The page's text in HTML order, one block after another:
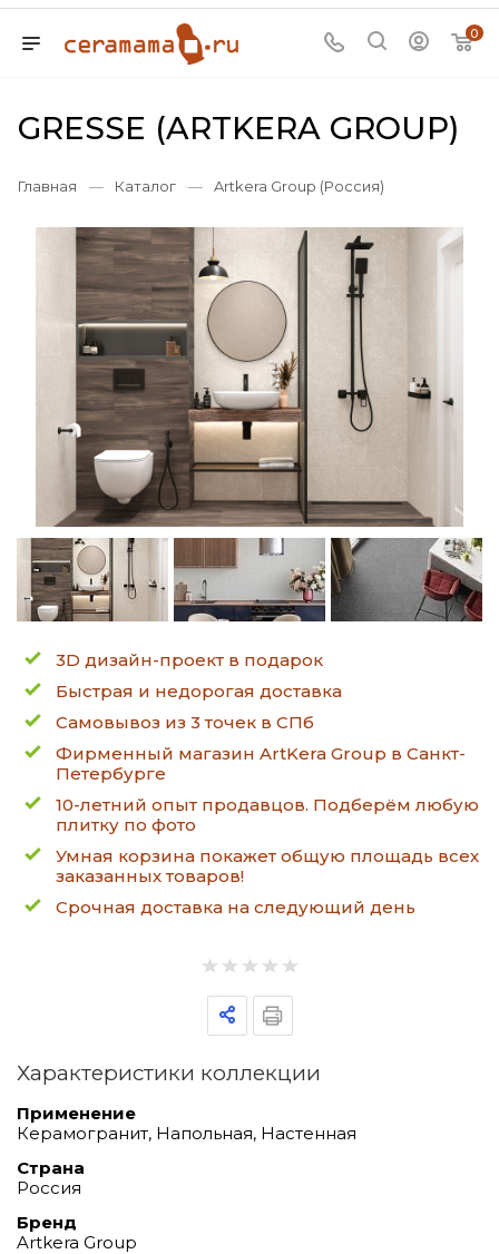
0
GRESSE (ARTKERA GROUP)
Главная — Каталог — Artkera Group (Россия)
3D дизайн-проект в подарок
Быстрая и недорогая доставка
Самовывоз из 3 точек в СПб
Фирменный магазин ArtKera Group в Санкт-
Петербурге
10-летний опыт продавцов. Подберём любую
плитку по фото
Умная корзина покажет общую площадь всех
заказанных товаров!
Срочная доставка на следующий день
Характеристики коллекции
Применение
Керамогранит, Напольная, Настенная
Страна
Россия
Бренд
Artkera Group